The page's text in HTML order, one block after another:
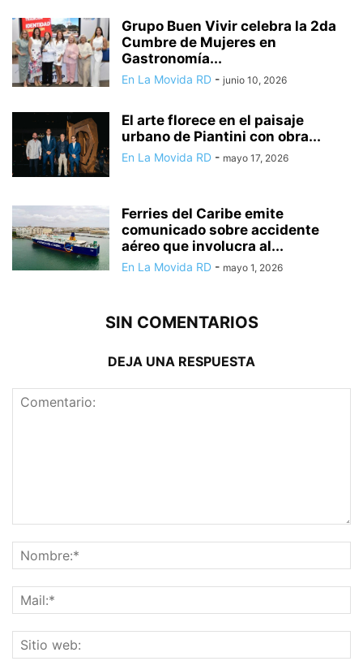
Grupo Buen Vivir celebra la 2da
Cumbre de Mujeres en
Gastronomía...
En La Movida RD - junio 10, 2026
El arte florece en el paisaje
urbano de Piantini con obra...
En La Movida RD - mayo 17, 2026
Ferries del Caribe emite
comunicado sobre accidente
aéreo que involucra al...
En La Movida RD - mayo 1, 2026
SIN COMENTARIOS
DEJA UNA RESPUESTA